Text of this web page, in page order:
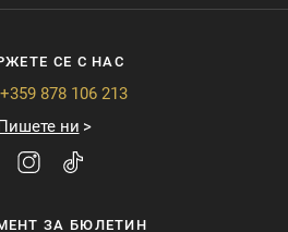
СЕ С НАС
+359 878 106 213
ни
ЗА БЮЛЕТИН